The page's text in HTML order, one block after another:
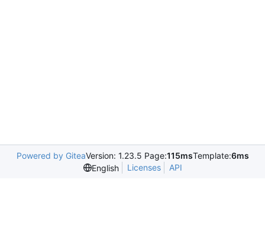
Powered by GiteaVersion: 1.23.5 Page:115msTemplate:6ms
English
Licenses API